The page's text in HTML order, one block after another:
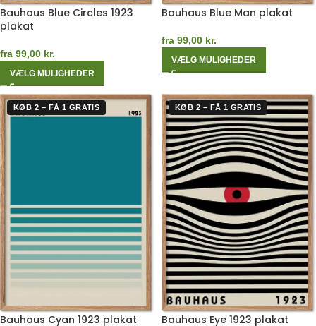
Bauhaus Blue Circles 1923
plakat
fra 99,00 kr.
VÆLG MULIGHEDER
Bauhaus Blue Man plakat
fra 99,00 kr.
VÆLG MULIGHEDER
KØB 2 – FÅ 1 GRATIS
Bauhaus Cyan 1923 plakat
KØB 2 – FÅ 1 GRATIS
Bauhaus Eye 1923 plakat